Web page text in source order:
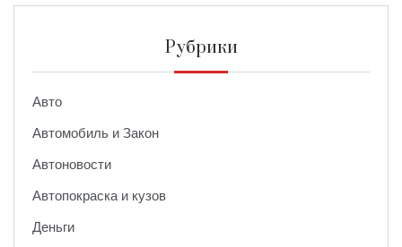
Рубрики
Авто
Автомобиль и Закон
Автоновости
Автопокраска и кузов
Деньги